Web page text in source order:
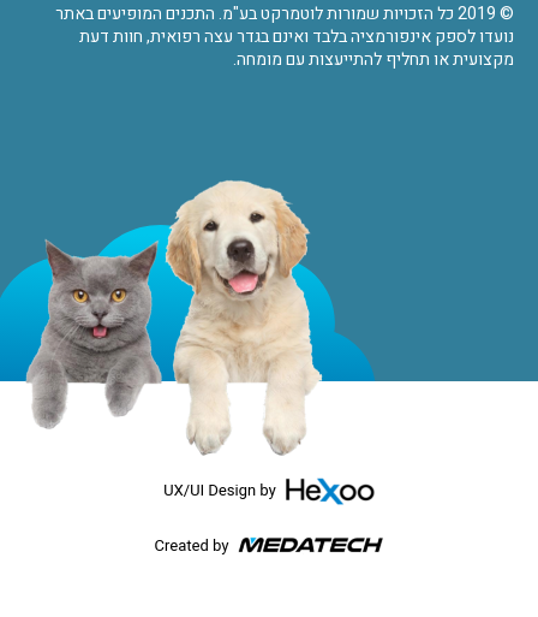
© 2019 כל הזכויות שמורות לוטמרקט בע"מ. התכנים המופיעים באתר
נועדו לספק אינפורמציה בלבד ואינם בגדר עצה רפואית, חוות דעת
מקצועית או תחליף להתייעצות עם מומחה.